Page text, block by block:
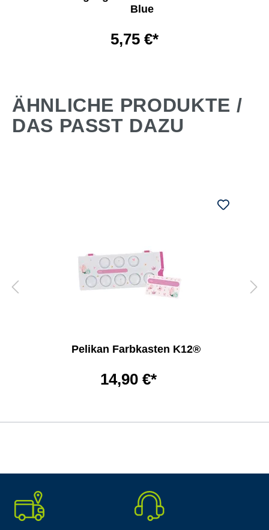
Blue
5,75 €*
ÄHNLICHE PRODUKTE /
DAS PASST DAZU
Pelikan Farbkasten K12®
14,90 €*